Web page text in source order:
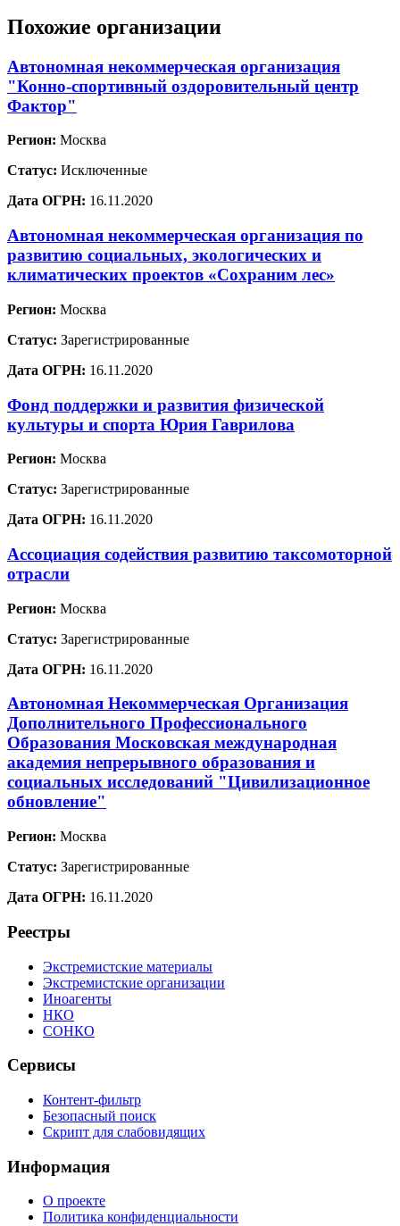
Похожие организации
Автономная некоммерческая организация
"Конно-спортивный оздоровительный центр
Фактор"
Регион: Москва
Статус: Исключенные
Дата ОГРН: 16.11.2020
Автономная некоммерческая организация по
развитию социальных, экологических и
климатических проектов «Сохраним лес»
Регион: Москва
Статус: Зарегистрированные
Дата ОГРН: 16.11.2020
Фонд поддержки и развития физической
культуры и спорта Юрия Гаврилова
Регион: Москва
Статус: Зарегистрированные
Дата ОГРН: 16.11.2020
Ассоциация содействия развитию таксомоторной
отрасли
Регион: Москва
Статус: Зарегистрированные
Дата ОГРН: 16.11.2020
Автономная Некоммерческая Организация
Дополнительного Профессионального
Образования Московская международная
академия непрерывного образования и
социальных исследований "Цивилизационное
обновление"
Регион: Москва
Статус: Зарегистрированные
Дата ОГРН: 16.11.2020
Реестры
Экстремистские материалы
Экстремистские организации
Иноагенты
НКО
СОНКО
Сервисы
Контент-фильтр
Безопасный поиск
Скрипт для слабовидящих
Информация
О проекте
Политика конфиденциальности